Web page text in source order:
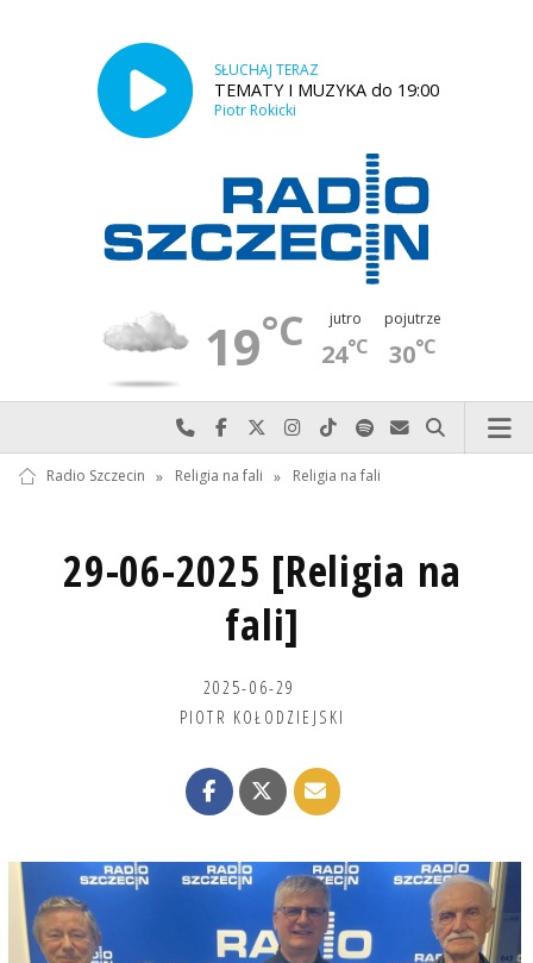
SŁUCHAJ TERAZ
TEMATY I MUZYKA do 19:00
Piotr Rokicki
19°C jutro
24°C
pojutrze
30°C
Najlepiej po prostu do nas zadzwoń
Odwiedź nas na Facebook-u
Odwiedź nas na X
Odwiedź nas na Instagram-ie
Odwiedź nas na TikTok-u
Szukaj nas na Spotify
Wyślij do nas
Szukaj
Radio Szczecin » Religia na fali » Religia na fali
29-06-2025 [Religia na
fali]
2025-06-29
PIOTR KOŁODZIEJSKI